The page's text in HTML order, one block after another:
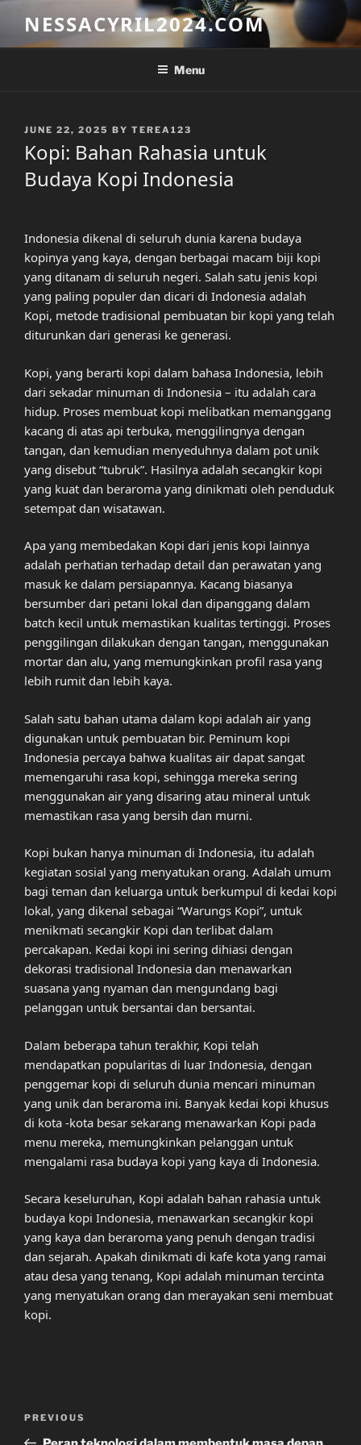
content
NESSACYRIL2024.COM
Menu
POSTED
JUNE 22, 2025 BY TEREA123
Kopi: Bahan Rahasia untuk
Budaya Kopi Indonesia
Indonesia dikenal di seluruh dunia karena budaya
kopinya yang kaya, dengan berbagai macam biji kopi
yang ditanam di seluruh negeri. Salah satu jenis kopi
yang paling populer dan dicari di Indonesia adalah
Kopi, metode tradisional pembuatan bir kopi yang telah
diturunkan dari generasi ke generasi.
Kopi, yang berarti kopi dalam bahasa Indonesia, lebih
dari sekadar minuman di Indonesia – itu adalah cara
hidup. Proses membuat kopi melibatkan memanggang
kacang di atas api terbuka, menggilingnya dengan
tangan, dan kemudian menyeduhnya dalam pot unik
yang disebut “tubruk”. Hasilnya adalah secangkir kopi
yang kuat dan beraroma yang dinikmati oleh penduduk
setempat dan wisatawan.
Apa yang membedakan Kopi dari jenis kopi lainnya
adalah perhatian terhadap detail dan perawatan yang
masuk ke dalam persiapannya. Kacang biasanya
bersumber dari petani lokal dan dipanggang dalam
batch kecil untuk memastikan kualitas tertinggi. Proses
penggilingan dilakukan dengan tangan, menggunakan
mortar dan alu, yang memungkinkan profil rasa yang
lebih rumit dan lebih kaya.
Salah satu bahan utama dalam kopi adalah air yang
digunakan untuk pembuatan bir. Peminum kopi
Indonesia percaya bahwa kualitas air dapat sangat
memengaruhi rasa kopi, sehingga mereka sering
menggunakan air yang disaring atau mineral untuk
memastikan rasa yang bersih dan murni.
Kopi bukan hanya minuman di Indonesia, itu adalah
kegiatan sosial yang menyatukan orang. Adalah umum
bagi teman dan keluarga untuk berkumpul di kedai kopi
lokal, yang dikenal sebagai “Warungs Kopi”, untuk
menikmati secangkir Kopi dan terlibat dalam
percakapan. Kedai kopi ini sering dihiasi dengan
dekorasi tradisional Indonesia dan menawarkan
suasana yang nyaman dan mengundang bagi
pelanggan untuk bersantai dan bersantai.
Dalam beberapa tahun terakhir, Kopi telah
mendapatkan popularitas di luar Indonesia, dengan
penggemar kopi di seluruh dunia mencari minuman
yang unik dan beraroma ini. Banyak kedai kopi khusus
di kota -kota besar sekarang menawarkan Kopi pada
menu mereka, memungkinkan pelanggan untuk
mengalami rasa budaya kopi yang kaya di Indonesia.
Secara keseluruhan, Kopi adalah bahan rahasia untuk
budaya kopi Indonesia, menawarkan secangkir kopi
yang kaya dan beraroma yang penuh dengan tradisi
dan sejarah. Apakah dinikmati di kafe kota yang ramai
atau desa yang tenang, Kopi adalah minuman tercinta
yang menyatukan orang dan merayakan seni membuat
kopi.
Previous
Post
PREVIOUS